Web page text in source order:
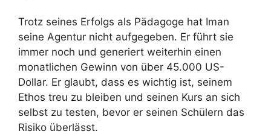
Trotz seines Erfolgs als Pädagoge hat Iman
seine Agentur nicht aufgegeben. Er führt sie
immer noch und generiert weiterhin einen
monatlichen Gewinn von über 45.000 US-
Dollar. Er glaubt, dass es wichtig ist, seinem
Ethos treu zu bleiben und seinen Kurs an sich
selbst zu testen, bevor er seinen Schülern das
Risiko überlässt.